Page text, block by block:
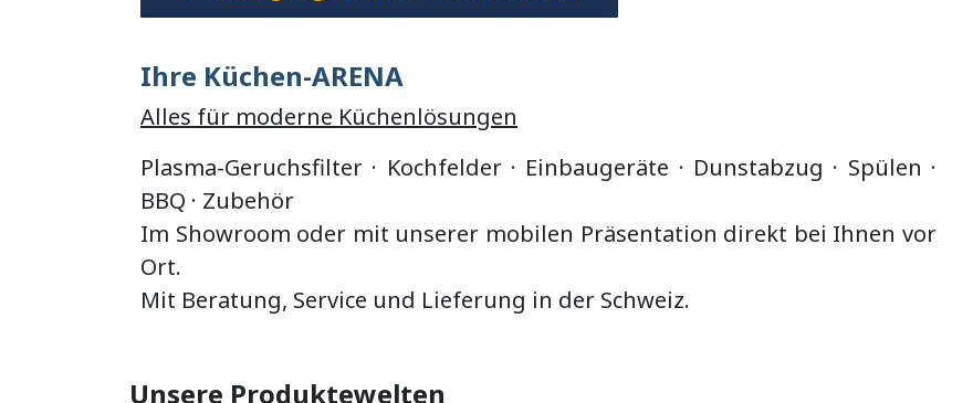
Ihre Küchen-ARENA
Alles für moderne Küchenlösungen
Plasma-Geruchsfilter · Kochfelder · Einbaugeräte · Dunstabzug · Spülen ·
BBQ · Zubehör
Im Showroom oder mit unserer mobilen Präsentation direkt bei Ihnen vor
Ort.
Mit Beratung, Service und Lieferung in der Schweiz.
Unsere Produktewelten